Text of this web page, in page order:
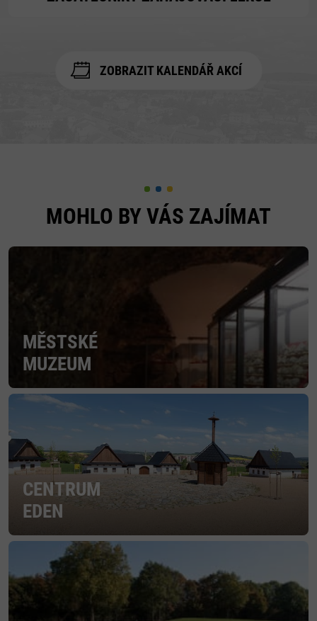
ZOBRAZIT KALENDÁŘ AKCÍ
MOHLO BY VÁS ZAJÍMAT
MĚSTSKÉ
MUZEUM
CENTRUM
EDEN